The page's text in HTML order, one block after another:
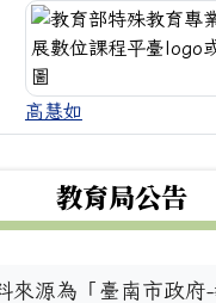
高慧如
教育局公告
來源為「臺南市政府